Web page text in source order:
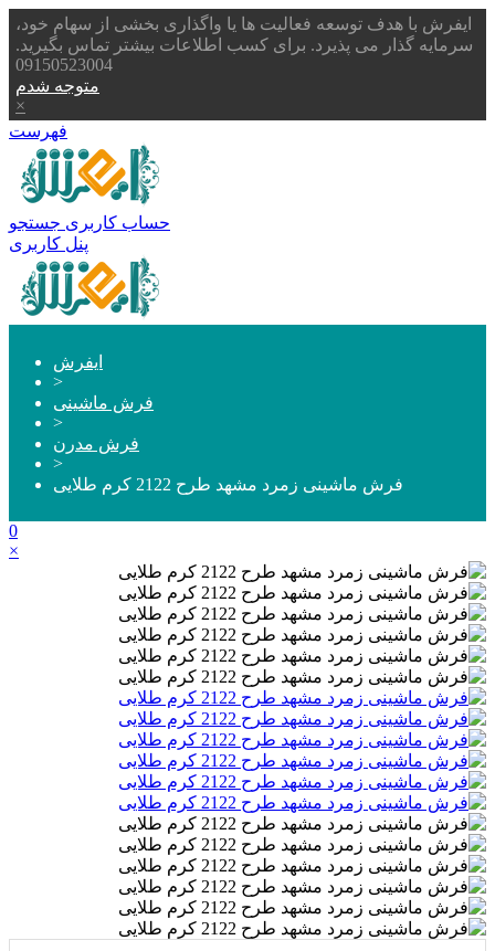
ایفرش با هدف توسعه فعالیت ها یا واگذاری بخشی از سهام خود،
سرمایه گذار می پذیرد. برای کسب اطلاعات بیشتر تماس بگیرید.
09150523004
متوجه شدم
×
فهرست
حساب کاربری جستجو
پنل کاربری
ایفرش
>
فرش ماشینی
>
فرش مدرن
>
فرش ماشینی زمرد مشهد طرح 2122 کرم طلایی
0
×